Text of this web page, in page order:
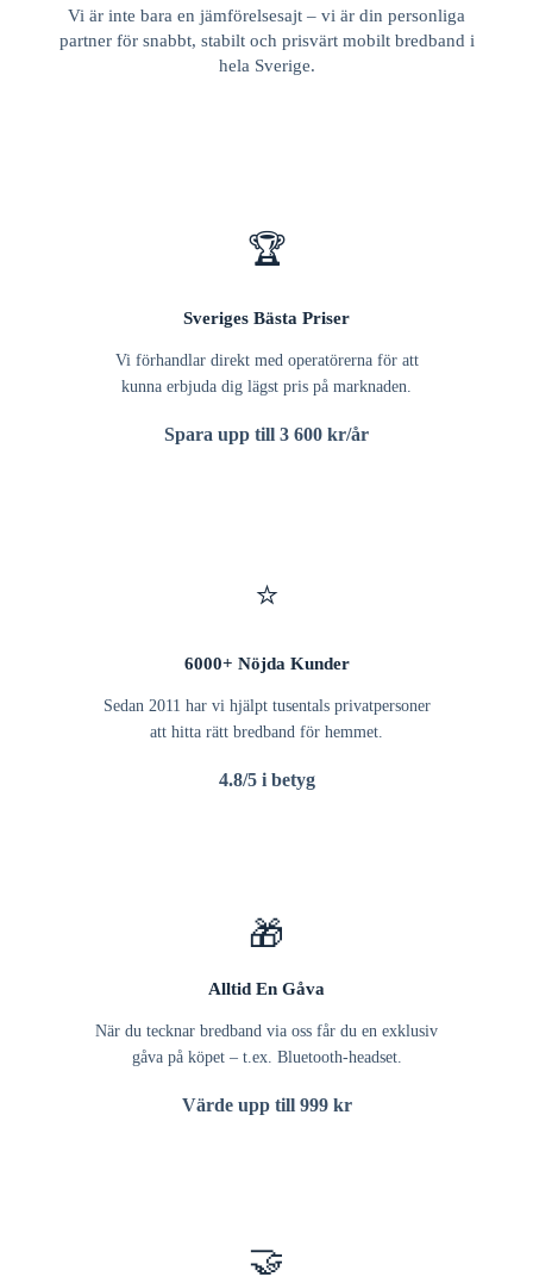
Vi är inte bara en jämförelsesajt – vi är din personliga
partner för snabbt, stabilt och prisvärt mobilt bredband i
hela Sverige.
🏆
Sveriges Bästa Priser
Vi förhandlar direkt med operatörerna för att
kunna erbjuda dig lägst pris på marknaden.
Spara upp till 3 600 kr/år
⭐
6000+ Nöjda Kunder
Sedan 2011 har vi hjälpt tusentals privatpersoner
att hitta rätt bredband för hemmet.
4.8/5 i betyg
🎁
Alltid En Gåva
När du tecknar bredband via oss får du en exklusiv
gåva på köpet – t.ex. Bluetooth-headset.
Värde upp till 999 kr
🤝